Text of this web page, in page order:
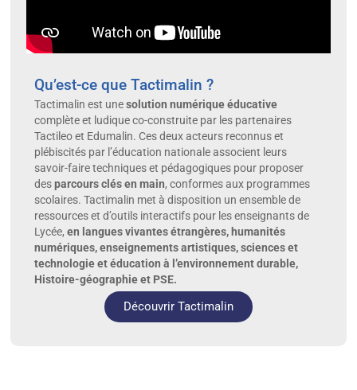
Qu’est-ce que Tactimalin ?
Tactimalin est unesolution numérique éducative
complète et ludique co-construite par les partenaires
Tactileo et Edumalin. Ces deux acteurs reconnus et
plébiscités par l’éducation nationale associent leurs
savoir-faire techniques et pédagogiques pour proposer
desparcoursclés en main, conformes aux programmes
scolaires.Tactimalin met à disposition un ensemble de
ressources et d’outils interactifs pour les enseignants de
Lycée,en langues vivantes étrangères, humanités
numériques, enseignements artistiques, sciences et
technologie et éducation à l’environnement durable,
Histoire-géographie et PSE.
Découvrir Tactimalin